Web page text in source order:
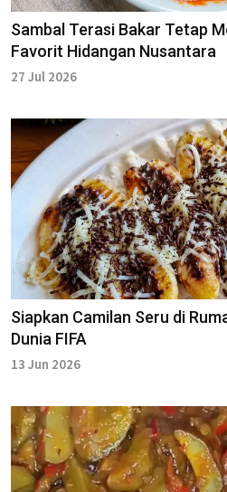
Sambal Terasi Bakar Tetap
Favorit Hidangan Nusantara
27 Jul 2026
Siapkan Camilan Seru di
Dunia FIFA
13 Jun 2026